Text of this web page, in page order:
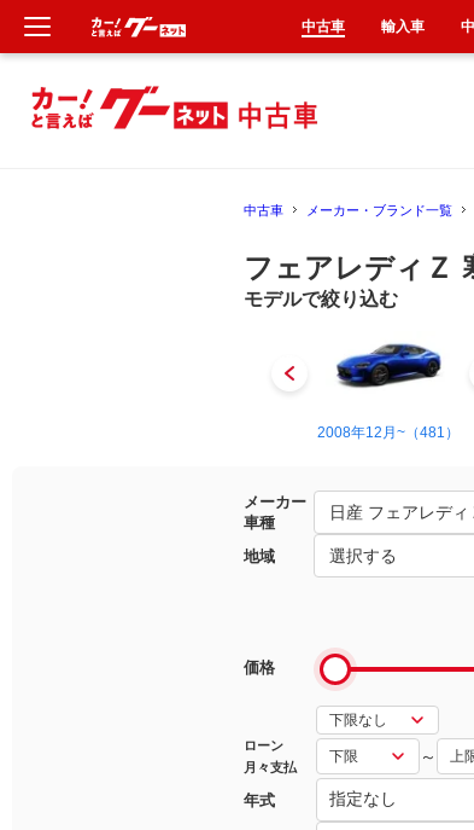
中古車 メーカー・ブランド一覧
フェアレディＺ
モデルで絞り込む
2008年12月~（481）
メーカー
車種
日産 フェアレディ
地域 選択する
価格
ローン
月々支払
～
年式
中古車 輸入車
新車